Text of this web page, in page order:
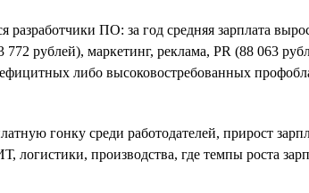
ПО: за год средняя зарплата
рублей), маркетинг, реклама, PR (88 063
либо высоковостребованных
гонку среди работодателей, прирост
логистики, производства, где темпы роста